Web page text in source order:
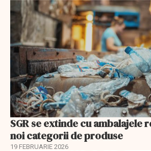
SGR se extinde cu ambalajele
noi categorii de produse
19 FEBRUARIE 2026